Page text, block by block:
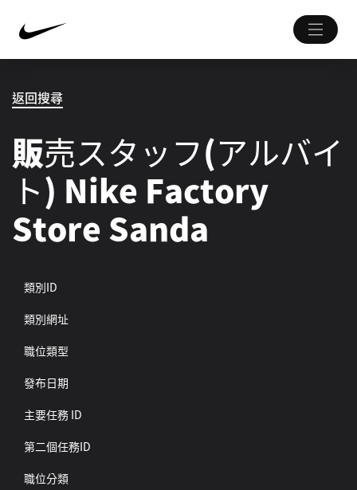
返回搜尋
販売スタッフ(アルバイ
ト) Nike Factory
Store Sanda
類別ID
類別網址
職位類型
發布日期
主要任務 ID
第二個任務ID
職位分類